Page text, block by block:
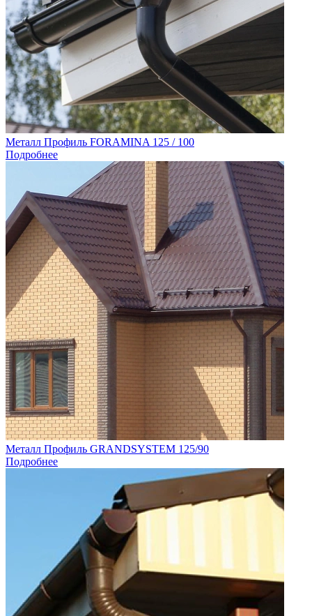
Металл Профиль FORAMINA 125 / 100
Подробнее
Металл Профиль GRANDSYSTEM 125/90
Подробнее